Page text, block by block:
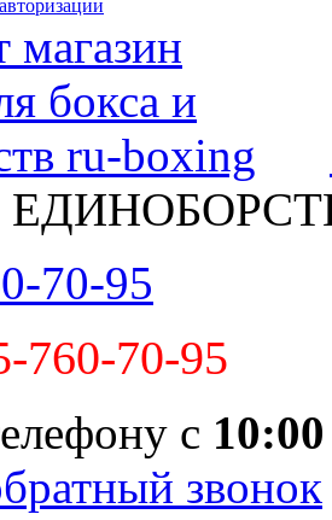
70-95
760-70-95
с 10:00
звонок